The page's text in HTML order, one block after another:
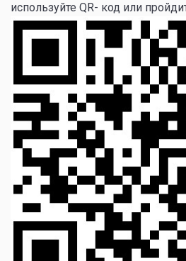
используйте QR- код или